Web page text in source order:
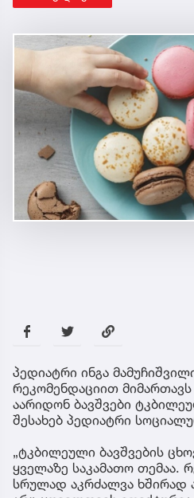
პედიატრი ინგა
რეკომენდაციით
აარიდონ ბავშვები
შესახებ პედიატრი
„ტკბილეული ბავშვების
ყველაზე საკამათო თემაა.
სრულად აკრძალვა ხშირად